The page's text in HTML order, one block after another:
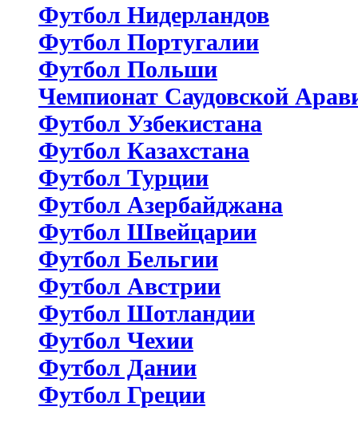
Футбол Нидерландов
Футбол Португалии
Футбол Польши
Чемпионат Саудовской
Футбол Узбекистана
Футбол Казахстана
Футбол Турции
Футбол Азербайджана
Футбол Швейцарии
Футбол Бельгии
Футбол Австрии
Футбол Шотландии
Футбол Чехии
Футбол Дании
Футбол Греции